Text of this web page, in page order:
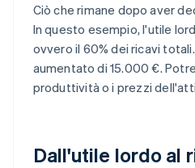
Ciò che rimane dopo aver
In questo esempio, l'utile
ovvero il 60% dei ricavi
aumentato di 15.000 €.
produttività o i prezzi
Dall'utile lordo al